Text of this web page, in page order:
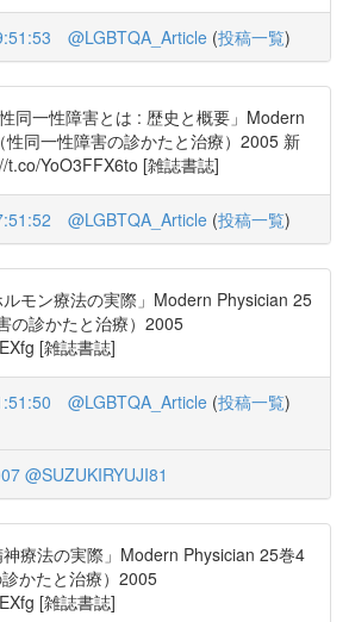
@LGBTQA_Article (投稿一覧)
同一性障害とは : 歴史と概要」Modern
性同一性障害の診かたと治療）2005 新
t.co/YoO3FFX6to [雑誌書誌]
@LGBTQA_Article (投稿一覧)
ルモン療法の実際」Modern Physician 25
の診かたと治療）2005
[雑誌書誌]
@LGBTQA_Article (投稿一覧)
@SUZUKIRYUJI81
神療法の実際」Modern Physician 25巻4
かたと治療）2005
[雑誌書誌]